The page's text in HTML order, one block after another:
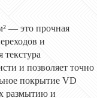
— это прочная
и
и позволяет точно
покрытие VD
размытию и